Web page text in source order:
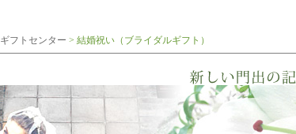
ギフトセンター > 結婚祝い（ブライダルギフト）